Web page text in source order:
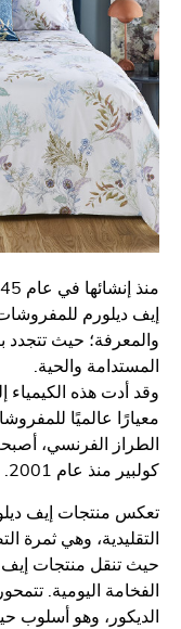
منذ
للمفروشات
حيث تتجدد
والحية.
هذه الكيمياء إلى
عالميًا للمفروشات
الفرنسي، أصبحت
منذ عام 2001.
إيف ديلورم ثمرة
وهي ثمرة التصميم
منتجات إيف ديلورم
اليومية. تتمحور
وهو أسلوب حياة